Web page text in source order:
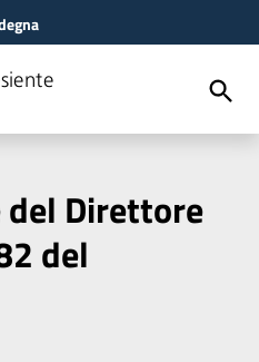
del Direttore
del